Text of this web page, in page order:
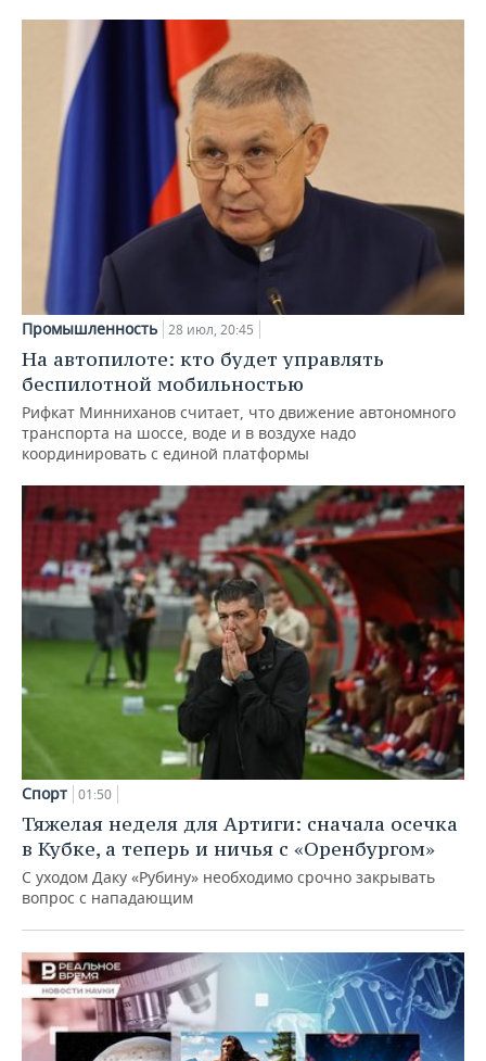
Промышленность 28 июл, 20:45
На автопилоте: кто будет управлять
беспилотной мобильностью
Рифкат Минниханов считает, что движение автономного
транспорта на шоссе, воде и в воздухе надо
координировать с единой платформы
Спорт 01:50
Тяжелая неделя для Артиги: сначала осечка
в Кубке, а теперь и ничья с «Оренбургом»
С уходом Даку «Рубину» необходимо срочно закрывать
вопрос с нападающим